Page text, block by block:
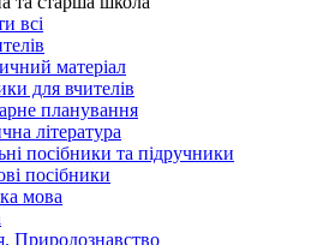
всі
матеріал
для вчителів
планування
література
посібники та підручники
посібники
мова
Природознавство